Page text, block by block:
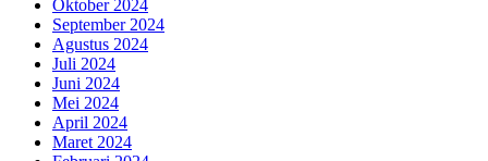
Oktober 2024
September 2024
Agustus 2024
Juli 2024
Juni 2024
Mei 2024
April 2024
Maret 2024